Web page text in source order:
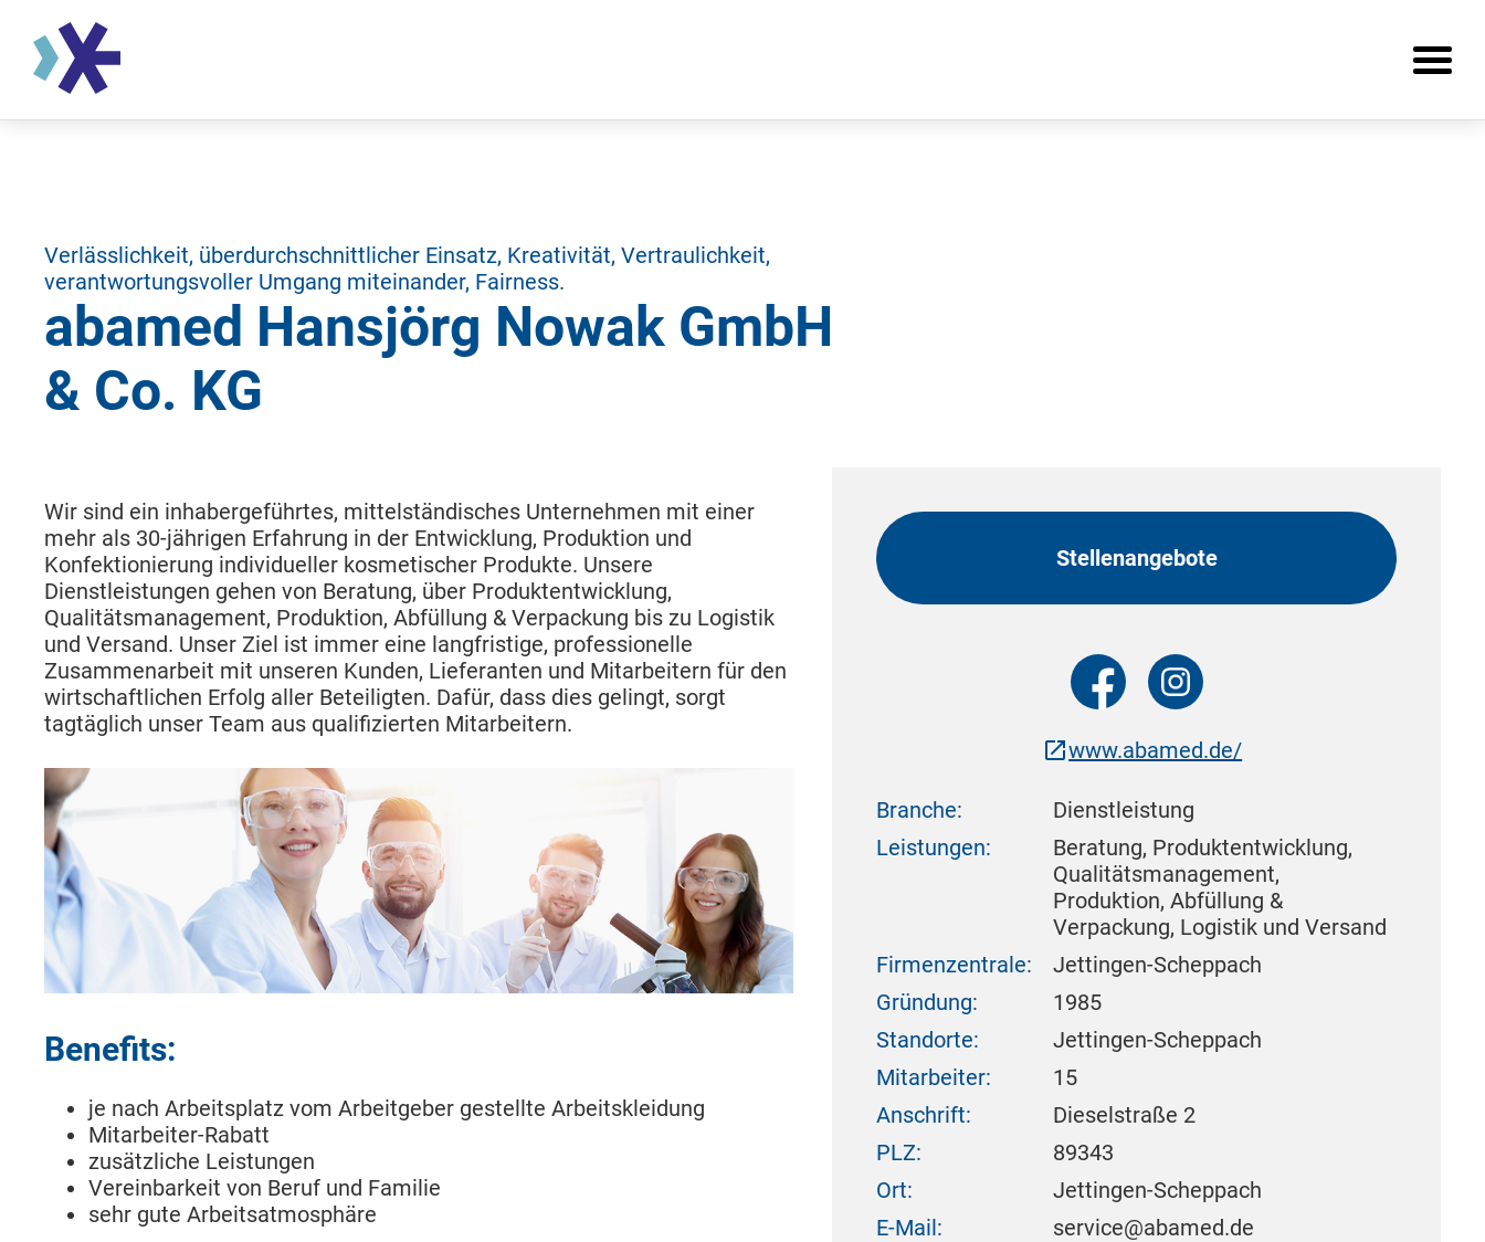
Verlässlichkeit, überdurchschnittlicher Einsatz, Kreativität, Vertraulichkeit,
verantwortungsvoller Umgang miteinander, Fairness.
abamed Hansjörg Nowak GmbH
& Co. KG
Wir sind ein inhabergeführtes, mittelständisches Unternehmen mit einer
mehr als 30-jährigen Erfahrung in der Entwicklung, Produktion und
Konfektionierung individueller kosmetischer Produkte. Unsere
Dienstleistungen gehen von Beratung, über Produktentwicklung,
Qualitätsmanagement, Produktion, Abfüllung & Verpackung bis zu Logistik
und Versand. Unser Ziel ist immer eine langfristige, professionelle
Zusammenarbeit mit unseren Kunden, Lieferanten und Mitarbeitern für den
wirtschaftlichen Erfolg aller Beteiligten. Dafür, dass dies gelingt, sorgt
tagtäglich unser Team aus qualifizierten Mitarbeitern.
Benefits:
je nach Arbeitsplatz vom Arbeitgeber gestellte Arbeitskleidung
Mitarbeiter-Rabatt
zusätzliche Leistungen
Vereinbarkeit von Beruf und Familie
sehr gute Arbeitsatmosphäre
Stellenangebote
www.abamed.de/
Branche:
Dienstleistung
Leistungen:
Beratung, Produktentwicklung,
Qualitätsmanagement,
Produktion, Abfüllung &
Verpackung, Logistik und Versand
Firmenzentrale:
Jettingen-Scheppach
Gründung:
1985
Standorte:
Jettingen-Scheppach
Mitarbeiter:
15
Anschrift:
Dieselstraße 2
PLZ:
89343
Ort:
Jettingen-Scheppach
E-Mail:
service@abamed.de